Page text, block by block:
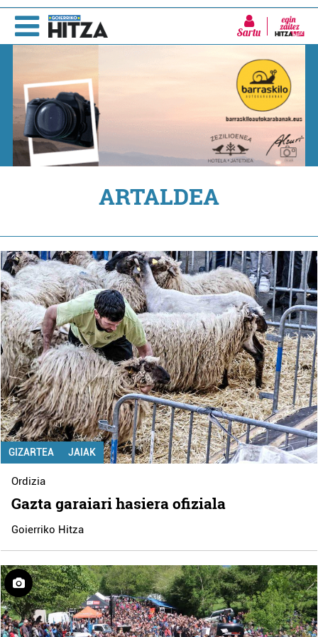
Sartu
ARTALDEA
GIZARTEA JAIAK
Ordizia
Gazta garaiari hasiera ofiziala
Goierriko Hitza